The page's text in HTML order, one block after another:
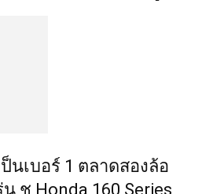
นเบอร์ 1 ตลาดสองล้อ
ชู Honda 160 Series